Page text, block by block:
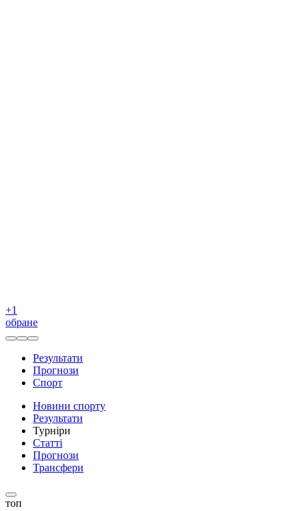
+1
обране
Результати
Прогнози
Спорт
Новини спорту
Результати
Турніри
Статті
Прогнози
Трансфери
топ